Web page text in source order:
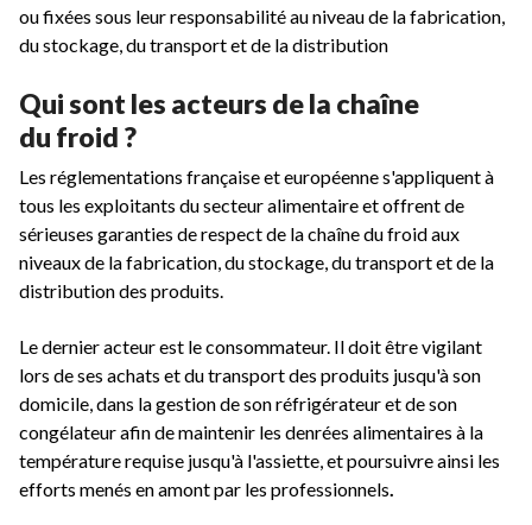
ou fixées sous leur responsabilité au niveau de la fabrication,
du stockage, du transport et de la distribution
Qui sont les acteurs de la chaîne
du froid ?
Les réglementations française et européenne s'appliquent à
tous les exploitants du secteur alimentaire et offrent de
sérieuses garanties de respect de la chaîne du froid aux
niveaux de la fabrication, du stockage, du transport et de la
distribution des produits.
Le dernier acteur est le consommateur. Il doit être vigilant
lors de ses achats et du transport des produits jusqu'à son
domicile, dans la gestion de son réfrigérateur et de son
congélateur afin de maintenir les denrées alimentaires à la
température requise jusqu'à l'assiette, et poursuivre ainsi les
efforts menés en amont par les professionnels.